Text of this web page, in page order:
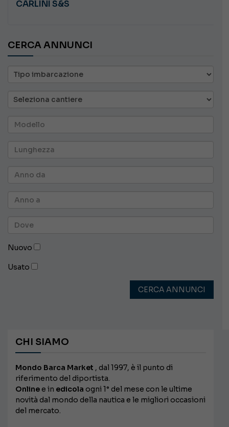
CARLINI S&S
CERCA ANNUNCI
Nuovo
Usato
CERCA ANNUNCI
CHI SIAMO
Mondo Barca Market , dal 1997, è il punto di
riferimento del diportista.
Online e in edicola ogni 1° del mese con le ultime
novità dal mondo della nautica e le migliori occasioni
del mercato.